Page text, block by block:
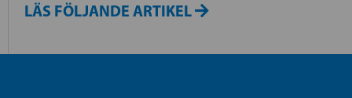
LÄS FÖLJANDE ARTIKEL